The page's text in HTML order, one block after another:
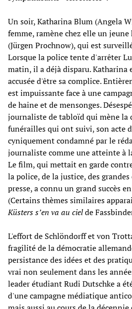
Un soir, Katharina Blum (Angela
femme, ramène chez elle un
(Jürgen Prochnow), qui est
Lorsque la police tente d'arrêter
matin, il a déjà disparu. Katharina
accusée d'être sa complice.
est impuissante face à une
de haine et de mensonges.
journaliste de tabloïd qui mène la
funérailles qui ont suivi, son acte
cyniquement condamné par le
journaliste comme une atteinte à
Le film, qui mettait en garde
la police, de la justice, des
presse, a connu un grand succès
(Certains thèmes similaires
Küsters s’en va au cielde
L'effort de Schlöndorff et von
fragilité de la démocratie
persistance des idées et des
vrai non seulement dans les
leader étudiant Rudi Dutschke a
d'une campagne médiatique